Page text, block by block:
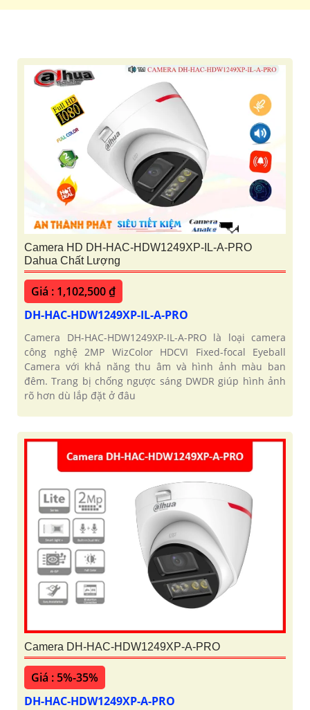
Camera HD DH-HAC-HDW1249XP-IL-A-PRO
Dahua Chất Lượng
Giá : 1,102,500 ₫
DH-HAC-HDW1249XP-IL-A-PRO
Camera DH-HAC-HDW1249XP-IL-A-PRO là loại camera
công nghệ 2MP WizColor HDCVI Fixed-focal Eyeball
Camera với khả năng thu âm và hình ảnh màu ban
đêm. Trang bị chống ngược sáng DWDR giúp hình ảnh
rõ hơn dù lắp đặt ở đâu
Camera DH-HAC-HDW1249XP-A-PRO
Giá : 5%-35%
DH-HAC-HDW1249XP-A-PRO